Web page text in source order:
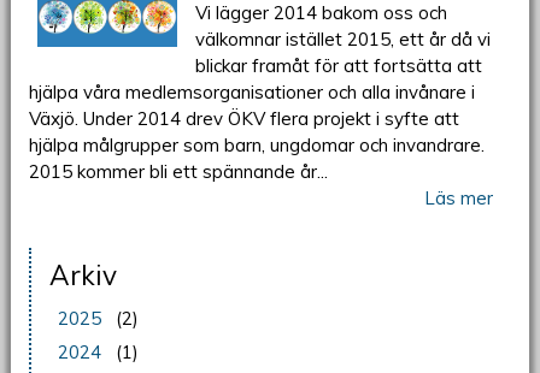
Vi lägger 2014 bakom oss och
välkomnar istället 2015, ett år då vi
blickar framåt för att fortsätta att
hjälpa våra medlemsorganisationer och alla invånare i
Växjö. Under 2014 drev ÖKV flera projekt i syfte att
hjälpa målgrupper som barn, ungdomar och invandrare.
2015 kommer bli ett spännande år...
Läs mer
Arkiv
2025
(2)
2024
(1)